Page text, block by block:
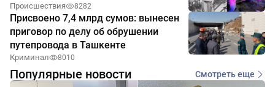
Происшествия 8282
Присвоено 7,4 млрд сумов: вынесен
приговор по делу об обрушении
путепровода в Ташкенте
Криминал 8010
Популярные новости Смотреть еще